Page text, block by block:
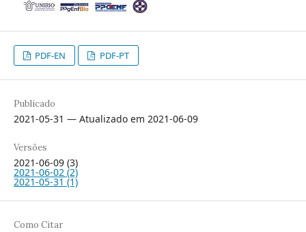
PDF-EN PDF-PT
Publicado
2021-05-31 — Atualizado em 2021-06-09
Versões
2021-06-09 (3)
2021-06-02 (2)
2021-05-31 (1)
Como Citar